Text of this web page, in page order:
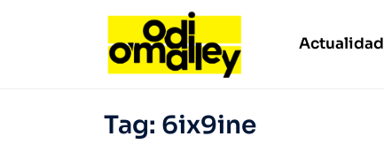
Actualidad
Tag: 6ix9ine